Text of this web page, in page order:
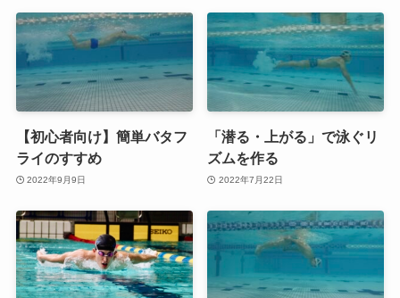
【初心者向け】簡単バタフ
ライのすすめ
2022年9月9日
「潜る・上がる」で泳ぐリ
ズムを作る
2022年7月22日